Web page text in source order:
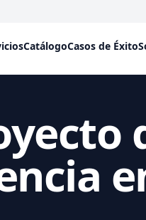
CatálogoCasos de Éxito